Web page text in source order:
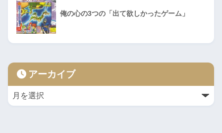
俺の心の3つの「出て欲しかったゲーム」
アーカイブ